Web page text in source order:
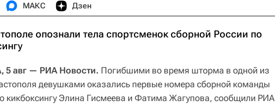
МАКС Дзен
опознали тела спортсменок сборной России по
5 авг — РИА Новости. Погибшими во время шторма в одной из
девушками оказались первые номера сборной команды
кикбоксингу Элина Гисмеева и Фатима Жагупова, сообщили РИА